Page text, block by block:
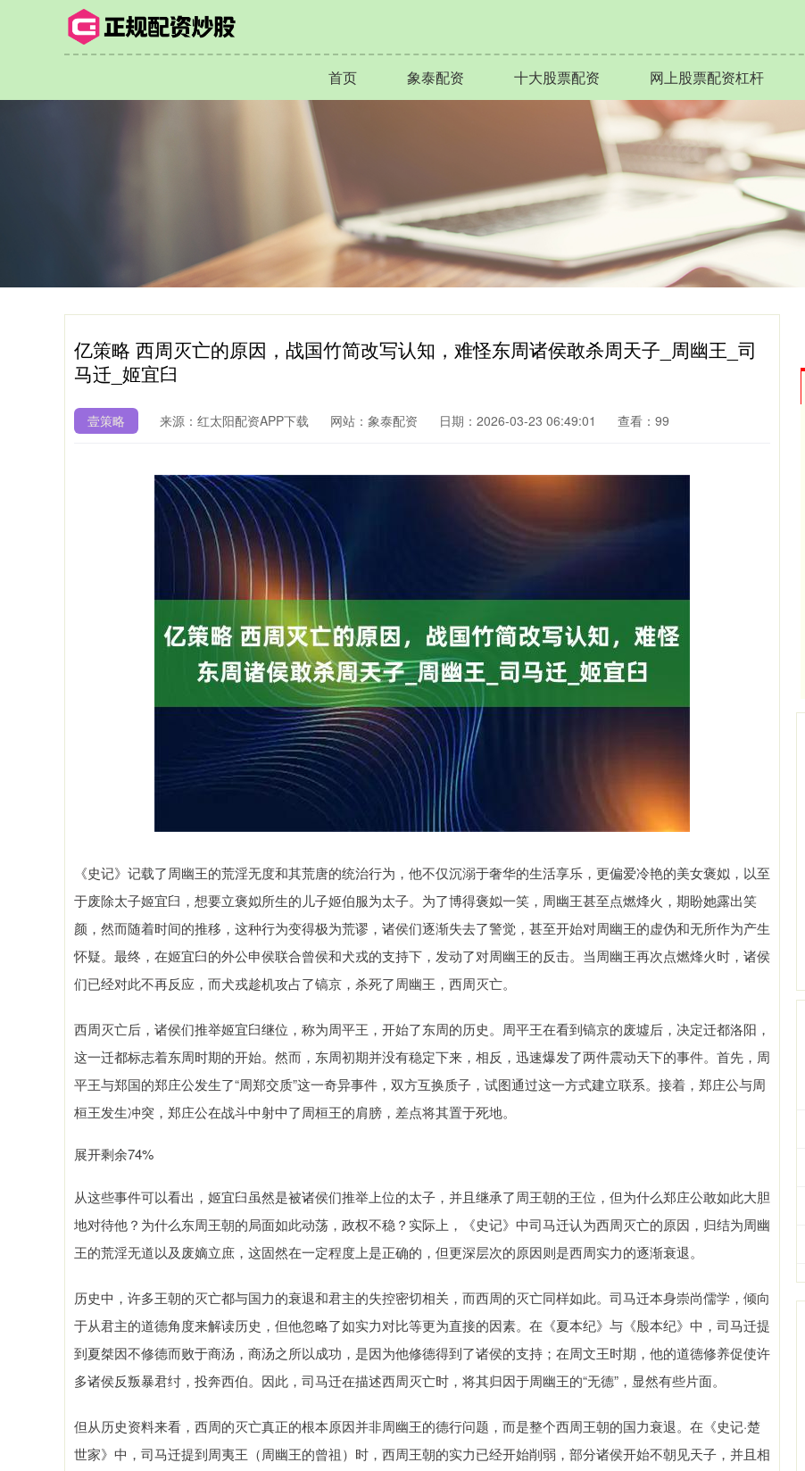
首页 象泰配资 十大股票配资 网上股票配资杠杆
亿策略 西周灭亡的原因，战国竹简改写认知，难怪东周诸侯敢杀周天子_周幽王_司
马迁_姬宜臼
壹策略 来源：红太阳配资APP下载 网站：象泰配资 日期：2026-03-23 06:49:01 查看：99
《史记》记载了周幽王的荒淫无度和其荒唐的统治行为，他不仅沉溺于奢华的生活享乐，更偏爱冷艳的美女褒姒，以至
于废除太子姬宜臼，想要立褒姒所生的儿子姬伯服为太子。为了博得褒姒一笑，周幽王甚至点燃烽火，期盼她露出笑
颜，然而随着时间的推移，这种行为变得极为荒谬，诸侯们逐渐失去了警觉，甚至开始对周幽王的虚伪和无所作为产生
怀疑。最终，在姬宜臼的外公申侯联合曾侯和犬戎的支持下，发动了对周幽王的反击。当周幽王再次点燃烽火时，诸侯
们已经对此不再反应，而犬戎趁机攻占了镐京，杀死了周幽王，西周灭亡。
西周灭亡后，诸侯们推举姬宜臼继位，称为周平王，开始了东周的历史。周平王在看到镐京的废墟后，决定迁都洛阳，
这一迁都标志着东周时期的开始。然而，东周初期并没有稳定下来，相反，迅速爆发了两件震动天下的事件。首先，周
平王与郑国的郑庄公发生了“周郑交质”这一奇异事件，双方互换质子，试图通过这一方式建立联系。接着，郑庄公与周
桓王发生冲突，郑庄公在战斗中射中了周桓王的肩膀，差点将其置于死地。
展开剩余74%
从这些事件可以看出，姬宜臼虽然是被诸侯们推举上位的太子，并且继承了周王朝的王位，但为什么郑庄公敢如此大胆
地对待他？为什么东周王朝的局面如此动荡，政权不稳？实际上，《史记》中司马迁认为西周灭亡的原因，归结为周幽
王的荒淫无道以及废嫡立庶，这固然在一定程度上是正确的，但更深层次的原因则是西周实力的逐渐衰退。
历史中，许多王朝的灭亡都与国力的衰退和君主的失控密切相关，而西周的灭亡同样如此。司马迁本身崇尚儒学，倾向
于从君主的道德角度来解读历史，但他忽略了如实力对比等更为直接的因素。在《夏本纪》与《殷本纪》中，司马迁提
到夏桀因不修德而败于商汤，商汤之所以成功，是因为他修德得到了诸侯的支持；在周文王时期，他的道德修养促使许
多诸侯反叛暴君纣，投奔西伯。因此，司马迁在描述西周灭亡时，将其归因于周幽王的“无德”，显然有些片面。
但从历史资料来看，西周的灭亡真正的根本原因并非周幽王的德行问题，而是整个西周王朝的国力衰退。在《史记·楚
世家》中，司马迁提到周夷王（周幽王的曾祖）时，西周王朝的实力已经开始削弱，部分诸侯开始不朝见天子，并且相
4651.31 -6.85 -0.15% 1122.88 3.42